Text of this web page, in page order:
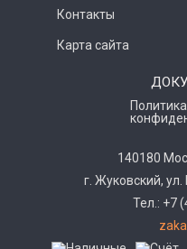
Контакты
Карта сайта
Политика
140180
г. Жуковский, ул.
Тел.: +7